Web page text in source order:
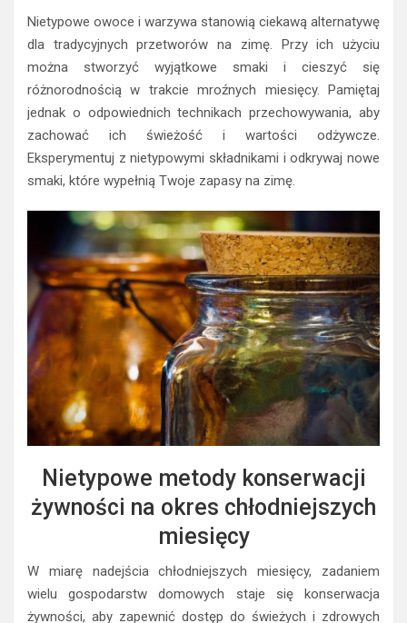
Nietypowe owoce i warzywa stanowią ciekawą alternatywę
dla tradycyjnych przetworów na zimę. Przy ich użyciu
można stworzyć wyjątkowe smaki i cieszyć się
różnorodnością w trakcie mroźnych miesięcy. Pamiętaj
jednak o odpowiednich technikach przechowywania, aby
zachować ich świeżość i wartości odżywcze.
Eksperymentuj z nietypowymi składnikami i odkrywaj nowe
smaki, które wypełnią Twoje zapasy na zimę.
Nietypowe metody konserwacji
żywności na okres chłodniejszych
miesięcy
W miarę nadejścia chłodniejszych miesięcy, zadaniem
wielu gospodarstw domowych staje się konserwacja
żywności, aby zapewnić dostęp do świeżych i zdrowych